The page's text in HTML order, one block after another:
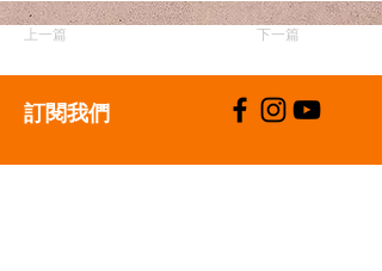
上一篇 下一篇
​訂閱我們